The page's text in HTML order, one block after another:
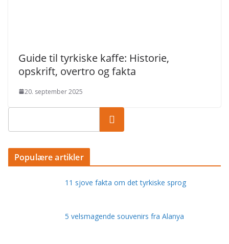
Guide til tyrkiske kaffe: Historie,
opskrift, overtro og fakta
20. september 2025
Populære artikler
11 sjove fakta om det tyrkiske sprog
5 velsmagende souvenirs fra Alanya